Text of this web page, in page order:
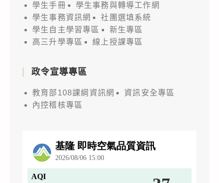
學生手冊
學生事務與轉導工作網
學生事務資訊網
社團選填系統
學生自主學習專區
新生專區
高三升學專區
線上授課專區
政令宣導專區
教育部108課綱資訊網
資訊安全專區
內控稽核專區